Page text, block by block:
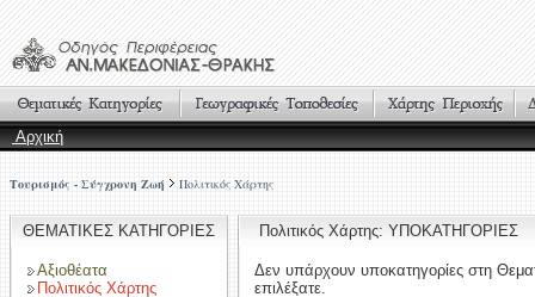
Αρχική
Τουρισμός - Σύγχρονη Ζωή Πολιτικός Χάρτης
ΘΕΜΑΤΙΚΕΣ ΚΑΤΗΓΟΡΙΕΣ
Αξιοθέατα
Πολιτικός Χάρτης
Πολιτικός Χάρτης: ΥΠΟΚΑΤΗΓΟΡΙΕΣ
Δεν υπάρχουν υποκατηγορίες στη
επιλέξατε.